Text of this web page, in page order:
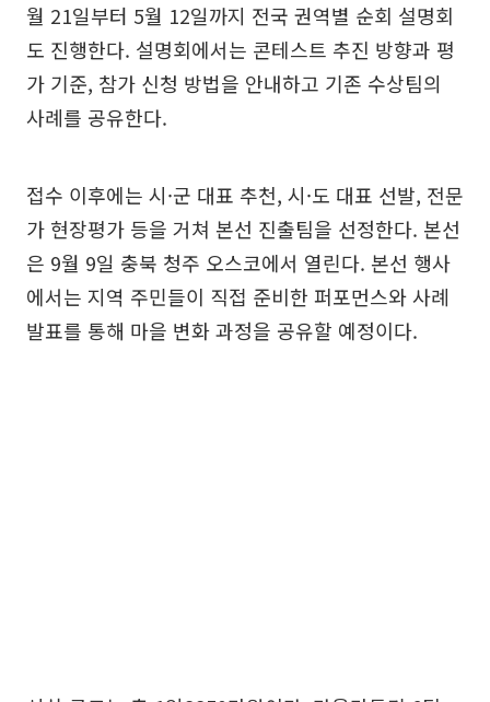
월 21일부터 5월 12일까지 전국 권역별 순회 설명회
도 진행한다. 설명회에서는 콘테스트 추진 방향과 평
가 기준, 참가 신청 방법을 안내하고 기존 수상팀의
사례를 공유한다.
접수 이후에는 시·군 대표 추천, 시·도 대표 선발, 전문
가 현장평가 등을 거쳐 본선 진출팀을 선정한다. 본선
은 9월 9일 충북 청주 오스코에서 열린다. 본선 행사
에서는 지역 주민들이 직접 준비한 퍼포먼스와 사례
발표를 통해 마을 변화 과정을 공유할 예정이다.